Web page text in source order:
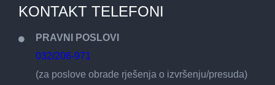
KONTAKT TELEFONI
PRAVNI POSLOVI
032/206-971
(za poslove obrade rješenja o izvršenju/presuda)